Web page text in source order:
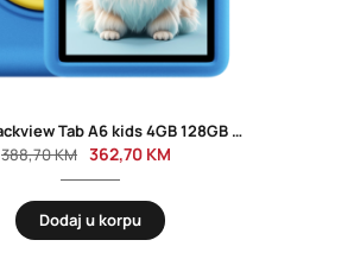
Tablet Blackview Tab A6 kids 4GB 128GB WiFi 10” Ocean Blue
388,70KM 362,70 KM
Dodaj u korpu